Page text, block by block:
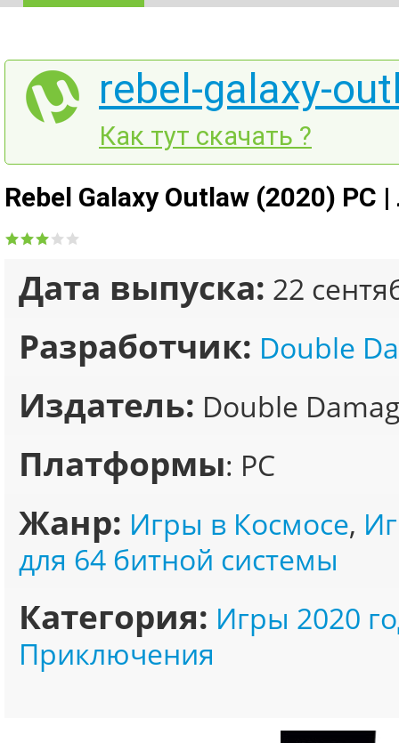
rebel-galaxy-
Как тут скачать ?
Rebel Galaxy Outlaw (2020) PC
Дата выпуска: 22
Разработчик: Double
Издатель: Double
Платформы: PC
Жанр: Игры в Космосе,
для 64 битной системы
Категория: Игры 2020
Приключения